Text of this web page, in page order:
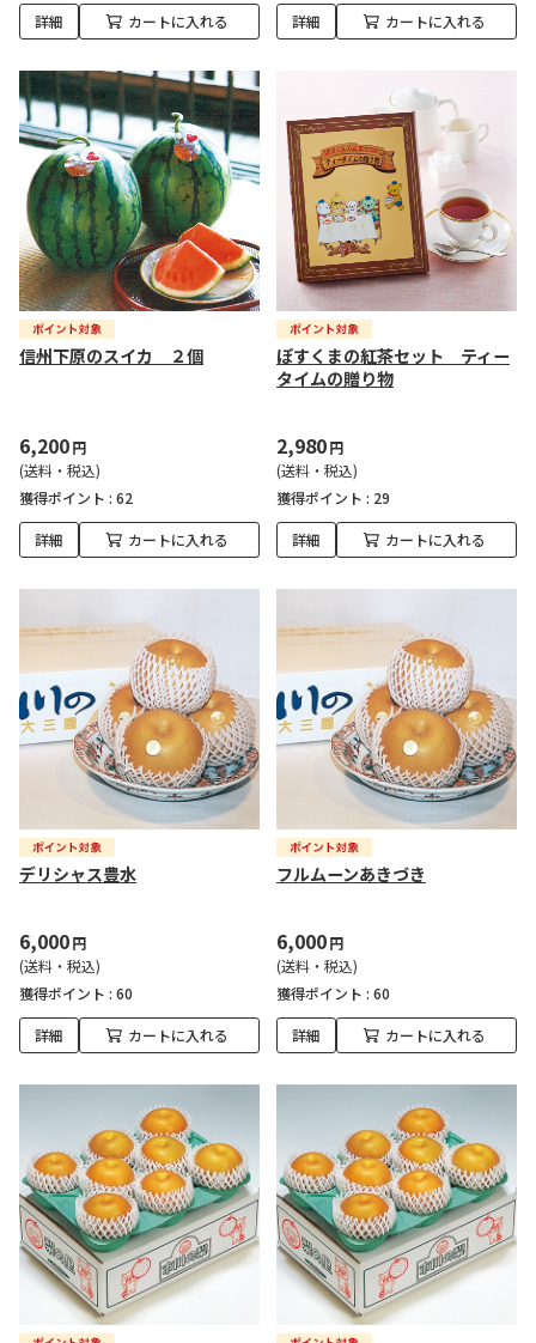
詳細 カートに入れる 詳細 カートに入れる
信州下原のスイカ ２個
6,200円
(送料・税込)
獲得ポイント : 62
詳細 カートに入れる
ぽすくまの紅茶セット ティー
タイムの贈り物
2,980円
(送料・税込)
獲得ポイント : 29
詳細 カートに入れる
デリシャス豊水
6,000円
(送料・税込)
獲得ポイント : 60
詳細 カートに入れる
フルムーンあきづき
6,000円
(送料・税込)
獲得ポイント : 60
詳細 カートに入れる